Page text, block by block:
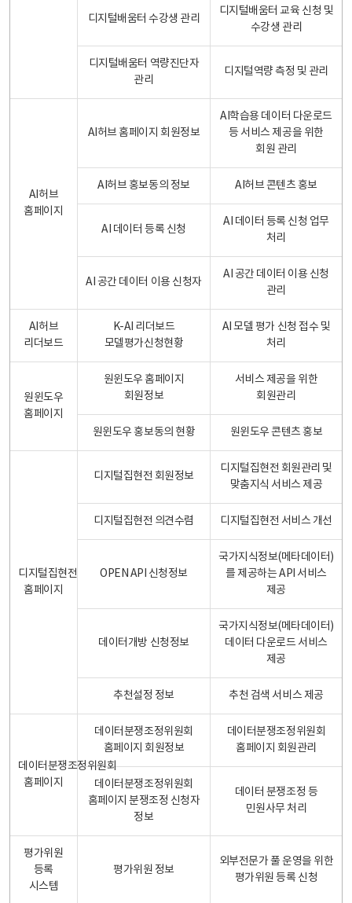
디지털배움터 수강생 관리
디지털배움터 교육 신청 및
수강생 관리
디지털배움터 역량진단자
관리
디지털역량 측정 및 관리
AI허브
홈페이지
AI허브 홈페이지 회원정보
AI학습용 데이터 다운로드
등 서비스 제공을 위한
회원 관리
AI허브 홍보동의 정보 AI허브 콘텐츠 홍보
AI 데이터 등록 신청
AI 데이터 등록 신청 업무
처리
AI 공간 데이터 이용 신청자
AI 공간 데이터 이용 신청
관리
AI허브
리더보드
K-AI 리더보드
모델평가신청현황
AI 모델 평가 신청 접수 및
처리
원윈도우
홈페이지
원윈도우 홈페이지
회원정보
서비스 제공을 위한
회원관리
원윈도우 홍보동의 현황 원윈도우 콘텐츠 홍보
디지털집현전
홈페이지
디지털집현전 회원정보
디지털집현전 회원관리 및
맞춤지식 서비스 제공
디지털집현전 의견수렴 디지털집현전 서비스 개선
OPEN API 신청정보
국가지식정보(메타데이터)
를 제공하는 API 서비스
제공
데이터개방 신청정보
국가지식정보(메타데이터)
데이터 다운로드 서비스
제공
추천설정 정보 추천 검색 서비스 제공
데이터분쟁조정위원회
홈페이지
데이터분쟁조정위원회
홈페이지 회원정보
데이터분쟁조정위원회
홈페이지 회원관리
데이터분쟁조정위원회
홈페이지 분쟁조정 신청자
정보
데이터 분쟁조정 등
민원사무 처리
평가위원
등록
시스템
평가위원 정보
외부전문가 풀 운영을 위한
평가위원 등록 신청